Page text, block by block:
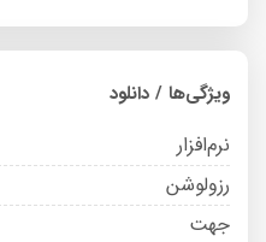
ویژگی‌ها / دانلود
نرم‌افزار
رزولوشن
جهت